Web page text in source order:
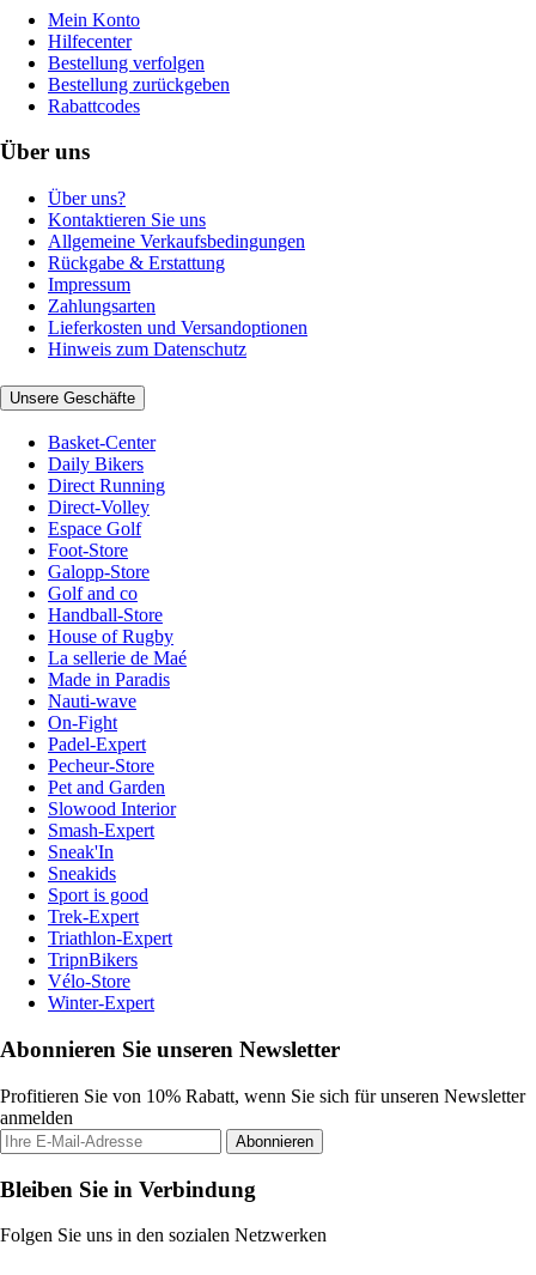
Mein Konto
Hilfecenter
Bestellung verfolgen
Bestellung zurückgeben
Rabattcodes
Über uns
Über uns?
Kontaktieren Sie uns
Allgemeine Verkaufsbedingungen
Rückgabe & Erstattung
Impressum
Zahlungsarten
Lieferkosten und Versandoptionen
Hinweis zum Datenschutz
Unsere Geschäfte
Basket-Center
Daily Bikers
Direct Running
Direct-Volley
Espace Golf
Foot-Store
Galopp-Store
Golf and co
Handball-Store
House of Rugby
La sellerie de Maé
Made in Paradis
Nauti-wave
On-Fight
Padel-Expert
Pecheur-Store
Pet and Garden
Slowood Interior
Smash-Expert
Sneak'In
Sneakids
Sport is good
Trek-Expert
Triathlon-Expert
TripnBikers
Vélo-Store
Winter-Expert
Abonnieren Sie unseren Newsletter
Profitieren Sie von 10% Rabatt, wenn Sie sich für unseren Newsletter
anmelden
Abonnieren
Bleiben Sie in Verbindung
Folgen Sie uns in den sozialen Netzwerken